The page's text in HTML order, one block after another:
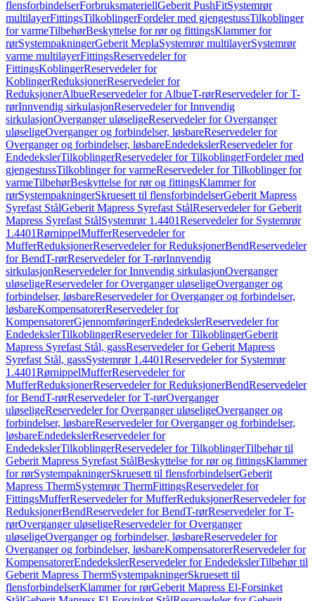
flensforbindelserForbruksmateriellGeberit PushFitSystemrør
multilayerFittingsTilkoblingerFordeler med gjengestussTilkoblinger
for varmeTilbehørBeskyttelse for rør og fittingsKlammer for
rørSystempakningerGeberit MeplaSystemrør multilayerSystemrør
varme multilayerFittingsReservedeler for
FittingsKoblingerReservedeler for
KoblingerReduksjonerReservedeler for
ReduksjonerAlbueReservedeler for AlbueT-rørReservedeler for T-
rørInnvendig sirkulasjonReservedeler for Innvendig
sirkulasjonOverganger uløseligeReservedeler for Overganger
uløseligeOverganger og forbindelser, løsbareReservedeler for
Overganger og forbindelser, løsbareEndedekslerReservedeler for
EndedekslerTilkoblingerReservedeler for TilkoblingerFordeler med
gjengestussTilkoblinger for varmeReservedeler for Tilkoblinger for
varmeTilbehørBeskyttelse for rør og fittingsKlammer for
rørSystempakningerSkruesett til flensforbindelserGeberit Mapress
Syrefast StålGeberit Mapress Syrefast StålReservedeler for Geberit
Mapress Syrefast StålSystemrør 1.4401Reservedeler for Systemrør
1.4401RørnippelMufferReservedeler for
MufferReduksjonerReservedeler for ReduksjonerBendReservedeler
for BendT-rørReservedeler for T-rørInnvendig
sirkulasjonReservedeler for Innvendig sirkulasjonOverganger
uløseligeReservedeler for Overganger uløseligeOverganger og
forbindelser, løsbareReservedeler for Overganger og forbindelser,
løsbareKompensatorerReservedeler for
KompensatorerGjennomføringerEndedekslerReservedeler for
EndedekslerTilkoblingerReservedeler for TilkoblingerGeberit
Mapress Syrefast Stål, gassReservedeler for Geberit Mapress
Syrefast Stål, gassSystemrør 1.4401Reservedeler for Systemrør
1.4401RørnippelMufferReservedeler for
MufferReduksjonerReservedeler for ReduksjonerBendReservedeler
for BendT-rørReservedeler for T-rørOverganger
uløseligeReservedeler for Overganger uløseligeOverganger og
forbindelser, løsbareReservedeler for Overganger og forbindelser,
løsbareEndedekslerReservedeler for
EndedekslerTilkoblingerReservedeler for TilkoblingerTilbehør til
Geberit Mapress Syrefast StålBeskyttelse for rør og fittingsKlammer
for rørSystempakningerSkruesett til flensforbindelserGeberit
Mapress ThermSystemrør ThermFittingsReservedeler for
FittingsMufferReservedeler for MufferReduksjonerReservedeler for
ReduksjonerBendReservedeler for BendT-rørReservedeler for T-
rørOverganger uløseligeReservedeler for Overganger
uløseligeOverganger og forbindelser, løsbareReservedeler for
Overganger og forbindelser, løsbareKompensatorerReservedeler for
KompensatorerEndedekslerReservedeler for EndedekslerTilbehør til
Geberit Mapress ThermSystempakningerSkruesett til
flensforbindelserKlammer for rørGeberit Mapress El-Forsinket